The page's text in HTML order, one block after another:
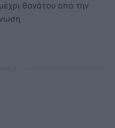
θανάτου από την